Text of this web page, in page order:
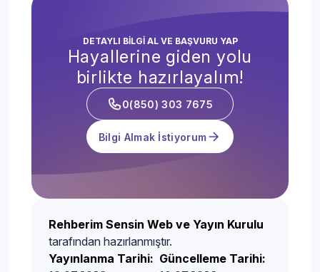
DETAYLI BİLGİ AL VE BAŞVURU YAP
Hayallerine giden yolu
birlikte hazırlayalım!
0(850) 303 7675
Bilgi Almak İstiyorum
Rehberim Sensin Web ve Yayın Kurulu
tarafından hazırlanmıştır.
Yayınlanma Tarihi: Güncelleme Tarihi: